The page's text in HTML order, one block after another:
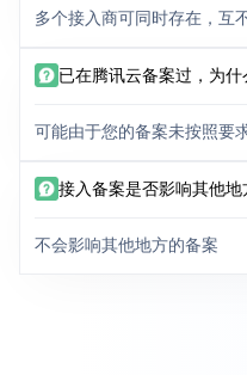
多个接入商可同时存在，互
已在腾讯云备案过，为什
可能由于您的备案未按照要
接入备案是否影响其他地
不会影响其他地方的备案